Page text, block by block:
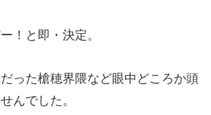
！と即・決定。
った槍穂界隈など眼中どころか頭
んでした。